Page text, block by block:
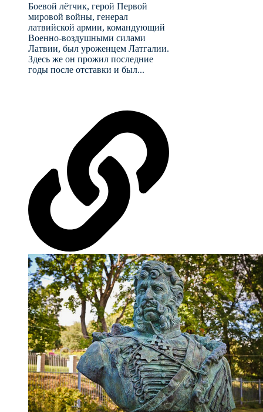
Боевой лётчик, герой Первой
мировой войны, генерал
латвийской армии, командующий
Военно-воздушными силами
Латвии, был уроженцем Латгалии.
Здесь же он прожил последние
годы после отставки и был...